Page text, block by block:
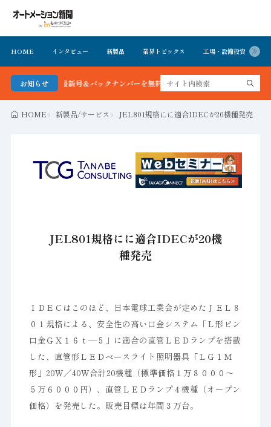
HOME インタビュー 新製品 業界トピックス 工場・設備投資
お知らせ
ン新聞 最新号＆バックナンバーを無料で公開中 詳細はこちら
HOME 新製品/サービス JEL801規格にに適合IDECが20機種発売
JEL801規格にに適合IDECが20機
種発売
ＩＤＥＣはこのほど、日本電球工業会が定めたＪＥＬ８
０１規格による、安全性の高い口金システム「Ｌ形ピン
口金ＧＸ１６ｔ―５」に適合の直管ＬＥＤランプを搭載
した、直管形ＬＥＤベースライト照明器具「ＬＧ１Ｍ
形」20Ｗ／40Ｗ合計20機種（標準価格１万８０００～
５万６０００円）、直管ＬＥＤランプ４機種（オープン
価格）を発売した。販売目標は年間３万台。